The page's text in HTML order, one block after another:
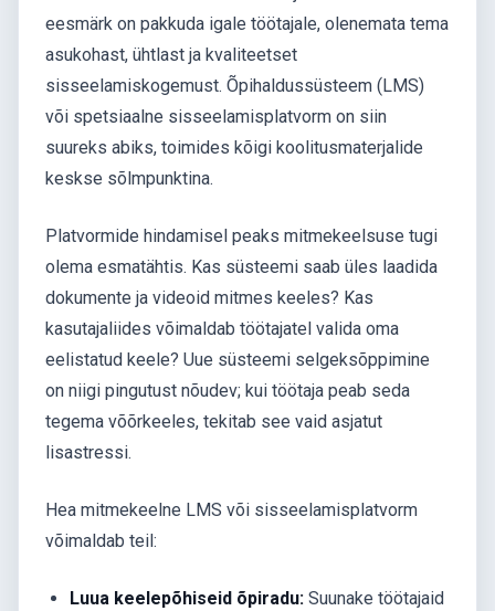
eesmärk on pakkuda igale töötajale, olenemata tema
asukohast, ühtlast ja kvaliteetset
sisseelamiskogemust. Õpihaldussüsteem (LMS)
või spetsiaalne sisseelamisplatvorm on siin
suureks abiks, toimides kõigi koolitusmaterjalide
keskse sõlmpunktina.
Platvormide hindamisel peaks mitmekeelsuse tugi
olema esmatähtis. Kas süsteemi saab üles laadida
dokumente ja videoid mitmes keeles? Kas
kasutajaliides võimaldab töötajatel valida oma
eelistatud keele? Uue süsteemi selgeksõppimine
on niigi pingutust nõudev; kui töötaja peab seda
tegema võõrkeeles, tekitab see vaid asjatut
lisastressi.
Hea mitmekeelne LMS või sisseelamisplatvorm
võimaldab teil:
Luua keelepõhiseid õpiradu: Suunake töötajaid